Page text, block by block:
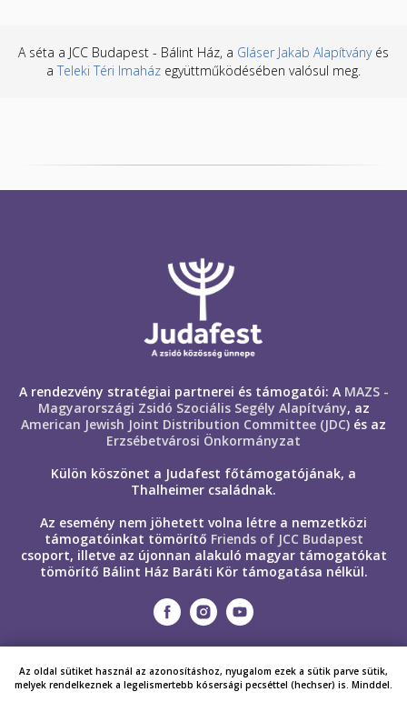
A séta a JCC Budapest - Bálint Ház, a Gláser Jakab Alapítványés
a Teleki Téri Imaház együttműködésében valósul meg.
Az oldal sütiket használ az azonosításhoz, nyugalom ezek a sütik parve sütik,
melyek rendelkeznek a legelismertebb kósersági pecséttel (hechser) is. Minddel.
A rendezvény stratégiai partnerei és támogatói: A MAZS -
Magyarországi Zsidó Szociális Segély Alapítvány, az
American Jewish Joint Distribution Committee (JDC) és az
Erzsébetvárosi Önkormányzat
Külön köszönet a Judafest főtámogatójának, a
Thalheimer családnak.
Az esemény nem jöhetett volna létre a nemzetközi
támogatóinkat tömörítő Friends of JCC Budapest
csoport, illetve az újonnan alakuló magyar támogatókat
tömörítő Bálint Ház Baráti Kör támogatása nélkül.